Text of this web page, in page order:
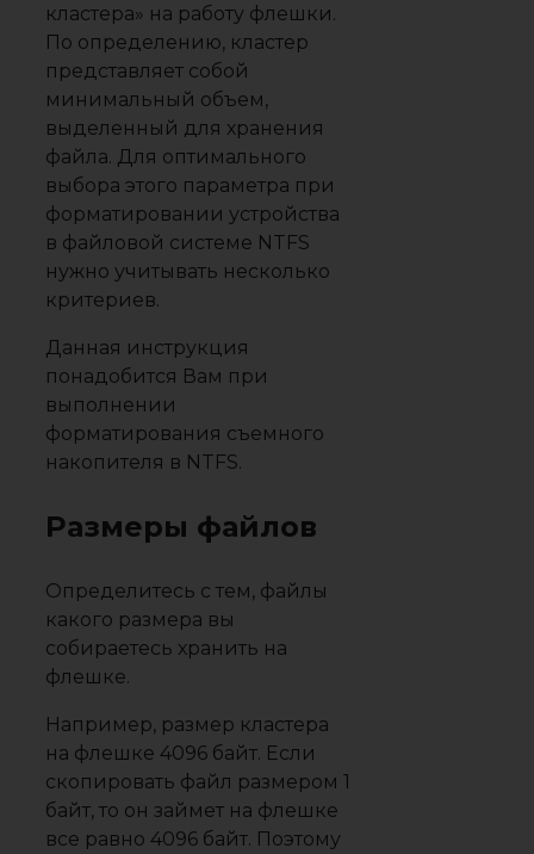
кластера» на работу флешки.
По определению, кластер
представляет собой
минимальный объем,
выделенный для хранения
файла. Для оптимального
выбора этого параметра при
форматировании устройства
в файловой системе NTFS
нужно учитывать несколько
критериев.
Данная инструкция
понадобится Вам при
выполнении
форматирования съемного
накопителя в NTFS.
Размеры файлов
Определитесь с тем, файлы
какого размера вы
собираетесь хранить на
флешке.
Например, размер кластера
на флешке 4096 байт. Если
скопировать файл размером 1
байт, то он займет на флешке
все равно 4096 байт. Поэтому